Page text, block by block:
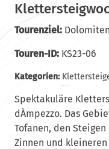
Tourenziel:Dolomiten
Touren-ID:KS23-06
Kategorien:
Spektakuläre
dÀmpezzo. Das
Tofanen, den
Zinnen und